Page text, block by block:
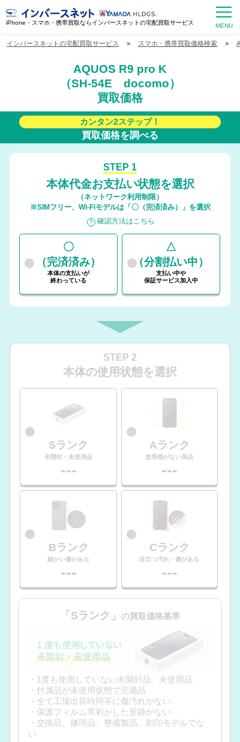
iPhone・スマホ・携帯買取ならインバースネットの宅配買取サービス
インバースネットの宅配買取サービス > スマホ・携帯買取価格検索 >
AQUOS R9 pro K
（SH-54E docomo）
買取価格
カンタン2ステップ！
買取価格を調べる
STEP 1
本体代金お支払い状態を選択
（ネットワーク利用制限）
※SIMフリー、Wi-Fiモデルは「〇（完済済み）」を選択
確認方法はこちら
〇
（完済済み）
本体の支払いが
終わっている
△
（分割払い中）
支払い中や
保証サービス加入中
STEP 2
本体の使用状態を選択
Sランク
未開封・未使用品
---
Aランク
使用感がない美品
---
Bランク
細かい傷がある
---
Cランク
目立つ汚れ・傷がある
---
「Sランク」 の買取価格基準
・1度も使用していない未開封品、未使用品
・付属品が未使用状態で完備品
・全て工場出荷時同等に傷汚れがない
・保護フィルム等剥がした形跡がない
・交換品、修理品、整備製品、刻印モデルでな
い